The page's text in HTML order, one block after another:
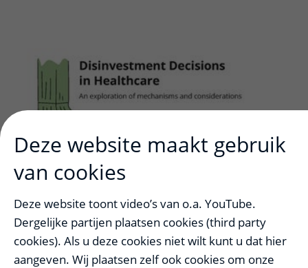
Deze website maakt gebruik
van cookies
Deze website toont video’s van o.a. YouTube.
Dergelijke partijen plaatsen cookies (third party
cookies). Als u deze cookies niet wilt kunt u dat hier
aangeven. Wij plaatsen zelf ook cookies om onze